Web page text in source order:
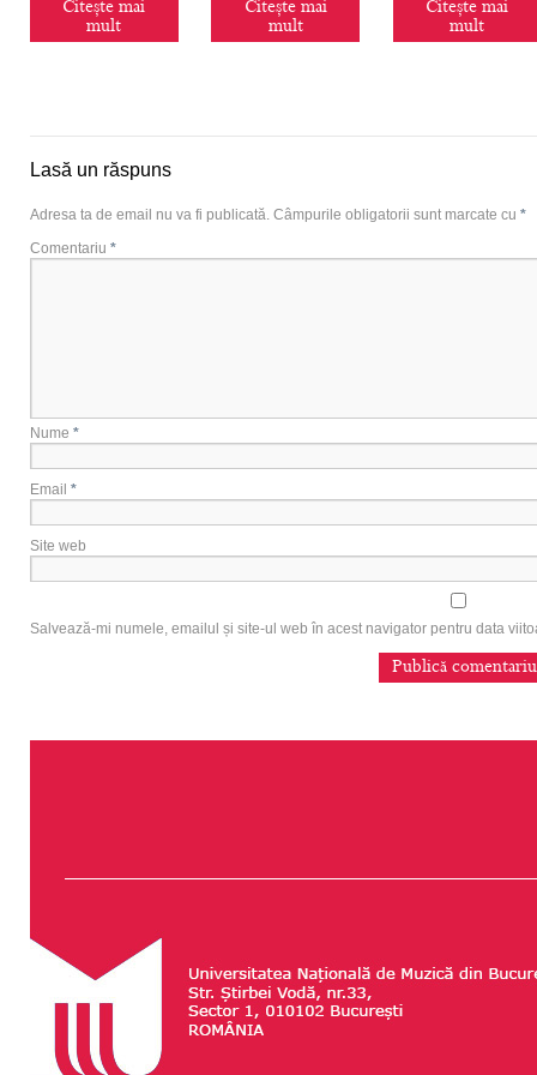
Citește mai
mult
Citește mai
mult
Citește mai
mult
Lasă un răspuns
Adresa ta de email nu va fi publicată. Câmpurile obligatorii sunt marcate cu *
Comentariu *
Nume *
Email *
Site web
Salvează-mi numele, emailul și site-ul web în acest navigator pentru data